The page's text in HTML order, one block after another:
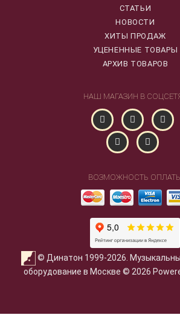
СТАТЬИ
НОВОСТИ
ХИТЫ ПРОДАЖ
УЦЕНЕННЫЕ ТОВАРЫ
АРХИВ ТОВАРОВ
НАШ МАГАЗИН В
ВОЗМОЖНОСТЬ
© Динатон 1999-2026.
оборудование в Москве © 2026